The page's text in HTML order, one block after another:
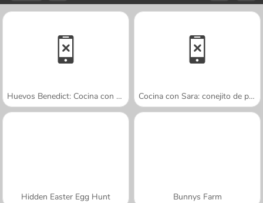
Huevos Benedict: Cocina con Sara Cocina con Sara: conejito de pan dulce
Hidden Easter Egg Hunt Bunnys Farm